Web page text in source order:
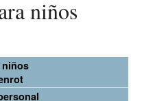
niños
niños